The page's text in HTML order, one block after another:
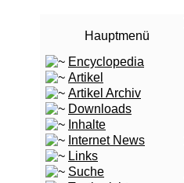
Hauptmenü
Encyclopedia
Artikel
Artikel Archiv
Downloads
Inhalte
Internet News
Links
Suche